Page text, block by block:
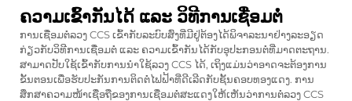
ຄວາມເຂົ້າກັນໄດ້ ແລະ ວິທີການເຊື່ອມຕໍ່
ການເຊື່ອມຕໍ່ລວງ CCS ເຂົ້າກັບລະບົບສົ່ງທີ່ມີຢູ່ຕ້ອງໄດ້ພິຈາລະນາຢ່າງລະອຽດ
ກ່ຽວກັບວິທີການເຊື່ອມຕໍ່ ແລະ ຄວາມເຂົ້າກັນໄດ້ກັບອຸປະກອນຕໍ່ທີ່ມາດຕະຖານ.
ສາມາດປັບໃຊ້ເຂົ້າກັບການນໍາໃຊ້ລວງ CCS ໄດ້, ເຖິງແມ່ນວ່າອາດຈະຕ້ອງການ
ຂັ້ນຕອນເພື່ອຮັບປະກັນການຕິດຕໍ່ໄຟຟ້າທີ່ດີເລີດກັບຊັ້ນຄອບທອງແດງ. ການ
ສຶກສາຄວາມໜ້າເຊື່ອຖືຂອງການເຊື່ອມຕໍ່ສະແດງໃຫ້ເຫັນວ່າການຕໍ່ລວງ CCS